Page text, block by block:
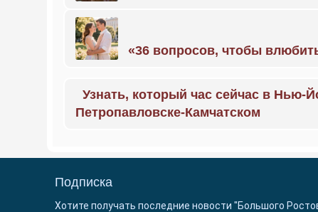
«36 вопросов, чтобы
Узнать, который час сейчас в Нью-
Петропавловске-Камчатском
Подписка
Хотите получать последние новости "Большого